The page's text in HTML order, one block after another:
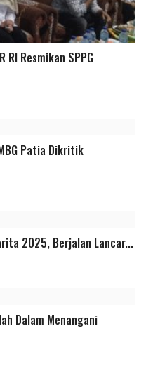
Resmikan SPPG
Patia Dikritik
2025, Berjalan Lancar...
Dalam Menangani